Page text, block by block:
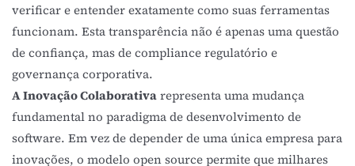
verificar e entender exatamente como suas ferramentas
funcionam. Esta transparência não é apenas uma questão
de confiança, mas de compliance regulatório e
governança corporativa.
A Inovação Colaborativarepresenta uma mudança
fundamental no paradigma de desenvolvimento de
software. Em vez de depender de uma única empresa para
inovações, o modelo open source permite que milhares